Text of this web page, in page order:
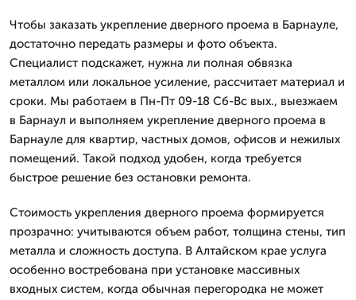
Чтобы заказать укрепление дверного проема в Барнауле,
достаточно передать размеры и фото объекта.
Специалист подскажет, нужна ли полная обвязка
металлом или локальное усиление, рассчитает материал и
сроки. Мы работаем в Пн-Пт 09-18 Сб-Вс вых., выезжаем
в Барнаул и выполняем укрепление дверного проема в
Барнауле для квартир, частных домов, офисов и нежилых
помещений. Такой подход удобен, когда требуется
быстрое решение без остановки ремонта.
Стоимость укрепления дверного проема формируется
прозрачно: учитываются объем работ, толщина стены, тип
металла и сложность доступа. В Алтайском крае услуга
особенно востребована при установке массивных
входных систем, когда обычная перегородка не может